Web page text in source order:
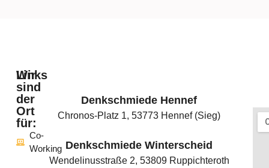
s
a
t
Denkschmiede Hennef
Chronos-Platz 1, 53773 Hennef (Sieg)
Denkschmiede Winterscheid
Wendelinusstraße 2, 53809 Ruppichteroth
Wir
sind
der
Ort
für:
Co-
Working
Links
Events